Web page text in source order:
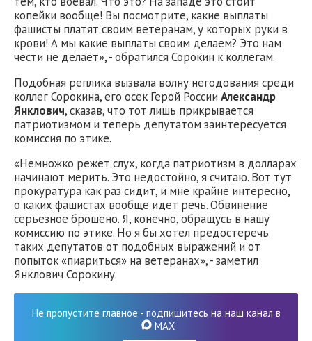
копейки вообще! Вы посмотрите, какие выплаты
фашисты платят своим ветеранам, у которых руки в
крови! А мы какие выплаты своим делаем? Это нам
чести не делает», - обратился Сорокин к коллегам.
Подобная реплика вызвала волну негодования среди
коллег Сорокина, его осек Герой России Александр
Янклович, сказав, что тот лишь прикрывается
патриотизмом и теперь депутатом заинтересуется
комиссия по этике.
«Немножко режет слух, когда патриотизм в долларах
начинают мерить. Это недостойно, я считаю. Вот тут
прокуратура как раз сидит, и мне крайне интересно,
о каких фашистах вообще идет речь. Обвинение
серьезное брошено. Я, конечно, обращусь в нашу
комиссию по этике. Но я бы хотел предостеречь
таких депутатов от подобных выражений и от
попыток «пиариться» на ветеранах», - заметил
Янклович Сорокину.
Не пропустите главное - подпишитесь на наш канал в
MAX